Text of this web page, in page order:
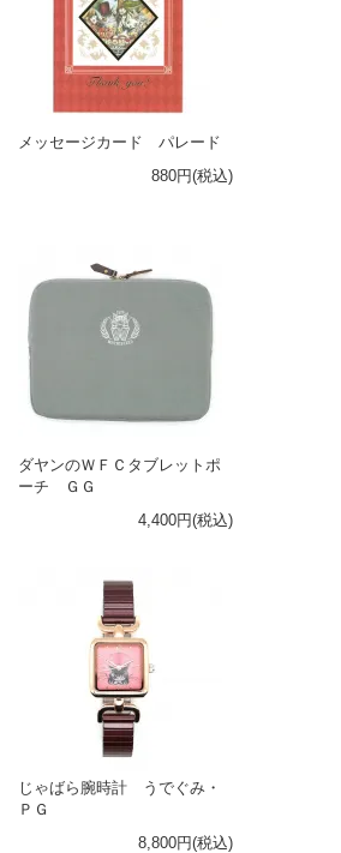
メッセージカード パレード
880円(税込)
ダヤンのＷＦＣタブレットポ
ーチ ＧＧ
4,400円(税込)
じゃばら腕時計 うでぐみ・
ＰＧ
8,800円(税込)